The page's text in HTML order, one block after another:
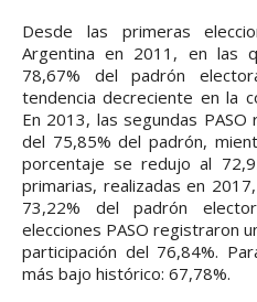
Desde las primeras
Argentina en 2011, en las
78,67% del padrón
tendencia decreciente en la
En 2013, las segundas
del 75,85% del padrón,
porcentaje se redujo al
primarias, realizadas en
73,22% del padrón
elecciones PASO registraron
participación del 76,84%.
más bajo histórico: 67,78%.